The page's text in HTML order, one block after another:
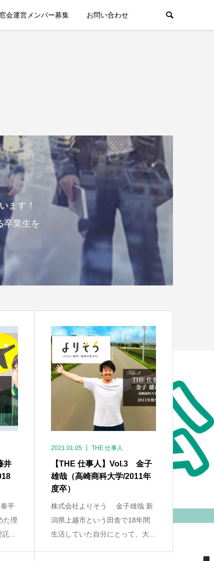
会運営メンバー募集 お問い合わせ
ます！
卒業生を
井
平
た理
...
2021.01.05 THE 仕事人
【THE 仕事人】Vol.3 金子
雄哉（高崎商科大学/2011年
度卒）
株式会社よりそう 金子雄哉 新
潟県上越市という田舎で18年間
生活していた自分にとって、大...